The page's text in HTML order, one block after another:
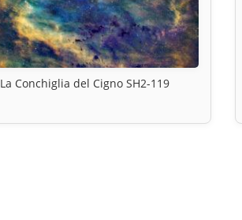
La Conchiglia del Cigno SH2-119